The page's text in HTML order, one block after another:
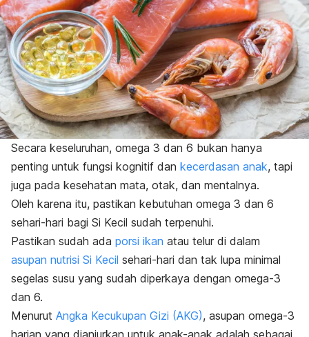
Secara keseluruhan, omega 3 dan 6 bukan hanya
penting untuk fungsi kognitif dan kecerdasan anak, tapi
juga pada kesehatan mata, otak, dan mentalnya.
Oleh karena itu, pastikan kebutuhan omega 3 dan 6
sehari-hari bagi Si Kecil sudah terpenuhi.
Pastikan sudah ada porsi ikan atau telur di dalam
asupan nutrisi Si Kecil sehari-hari dan tak lupa minimal
segelas susu yang sudah diperkaya dengan omega-3
dan 6.
Menurut Angka Kecukupan Gizi (AKG), asupan omega-3
harian yang dianjurkan untuk anak-anak adalah sebagai